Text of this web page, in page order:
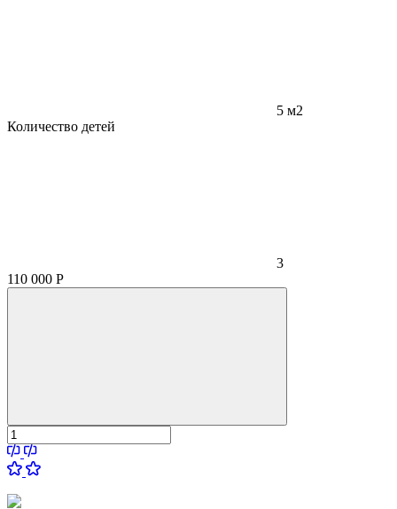
5 м2
Количество детей
3
110 000 Р